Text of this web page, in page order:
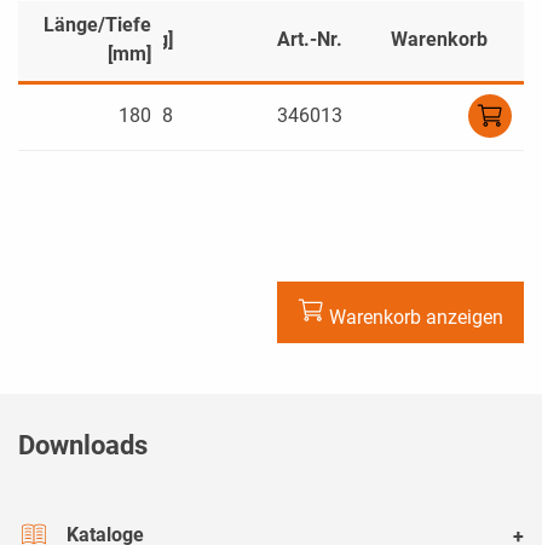
Länge/Tiefe
[mm]
180
Gewicht [kg] Art.-Nr. Warenkorb
0,58 346013
Warenkorb anzeigen
Downloads
Kataloge